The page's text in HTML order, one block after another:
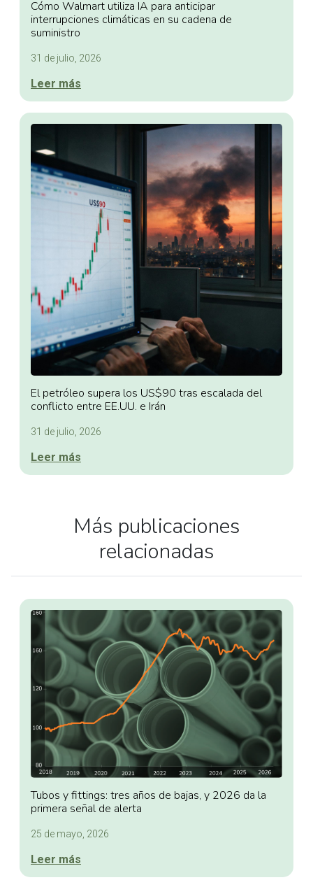
Cómo Walmart utiliza IA para anticipar
interrupciones climáticas en su cadena de
suministro
31 de julio, 2026
Leer más
El petróleo supera los US$90 tras escalada del
conflicto entre EE.UU. e Irán
31 de julio, 2026
Leer más
Más publicaciones
relacionadas
Tubos y fittings: tres años de bajas, y 2026 da la
primera señal de alerta
25 de mayo, 2026
Leer más